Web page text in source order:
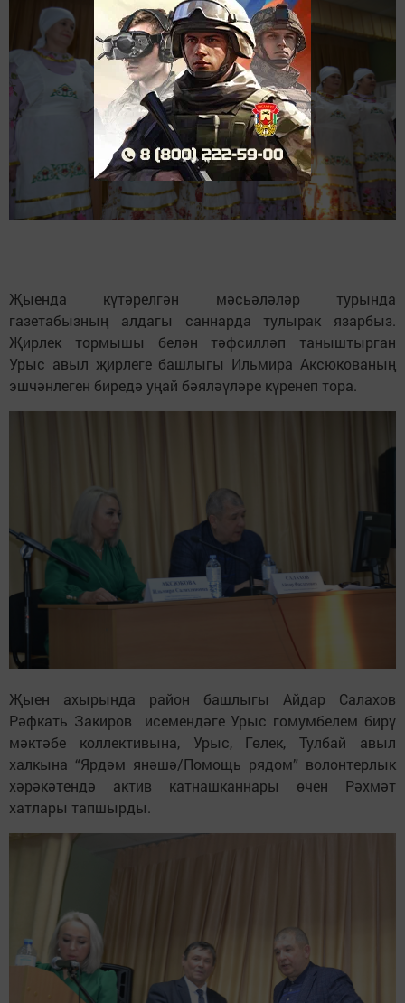
Җыенда күтәрелгән мәсьәләләр турында
газетабызның алдагы саннарда тулырак язарбыз.
Җирлек тормышы белән тәфсилләп таныштырган
Урыс авыл җирлеге башлыгы Ильмира Аксюкованың
эшчәнлеген биредә уңай бәяләүләре күренеп тора.
Җыен ахырында район башлыгы Айдар Салахов
Рәфкать Закиров исемендәге Урыс гомумбелем бирү
мәктәбе коллективына, Урыс, Гөлек, Тулбай авыл
халкына “Ярдәм янәшә/Помощь рядом” волонтерлык
хәрәкәтендә актив катнашканнары өчен Рәхмәт
хатлары тапшырды.